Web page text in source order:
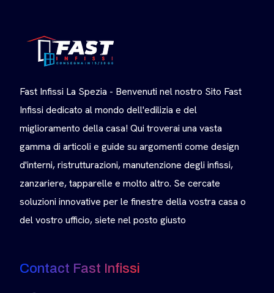
Fast Infissi La Spezia - Benvenuti nel nostro Sito Fast
Infissi dedicato al mondo dell'edilizia e del
miglioramento della casa! Qui troverai una vasta
gamma di articoli e guide su argomenti come design
d'interni, ristrutturazioni, manutenzione degli infissi,
zanzariere, tapparelle e molto altro. Se cercate
soluzioni innovative per le finestre della vostra casa o
del vostro ufficio, siete nel posto giusto
Contact Fast Infissi